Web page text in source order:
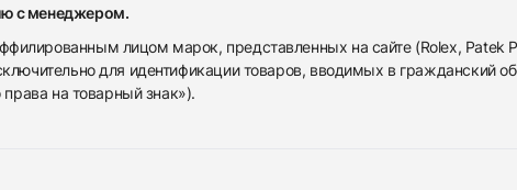
с менеджером.
лицом марок, представленных на сайте (Rolex, Patek
для идентификации товаров, вводимых в гражданский
на товарный знак»).